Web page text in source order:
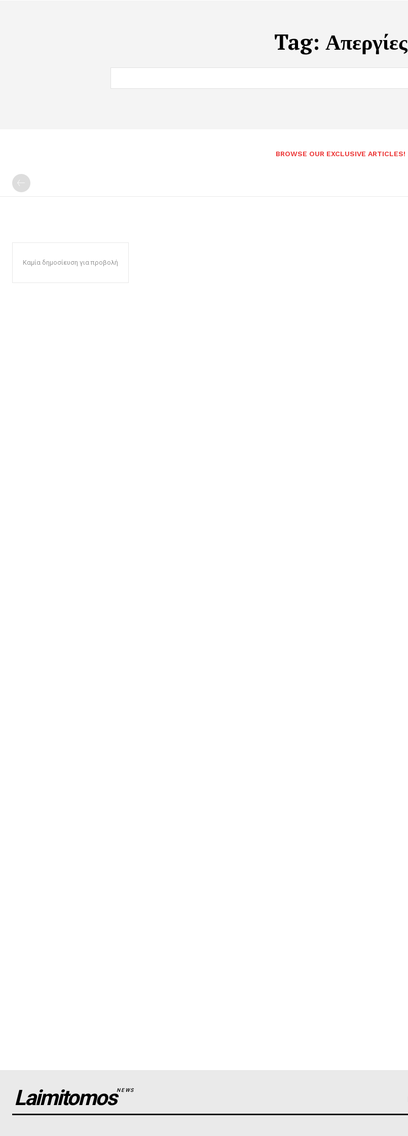
Tag: Απεργίες
BROWSE OUR EXCLUSIVE ARTICLES!
Καμία δημοσίευση για προβολή
LaimitomosNEWS